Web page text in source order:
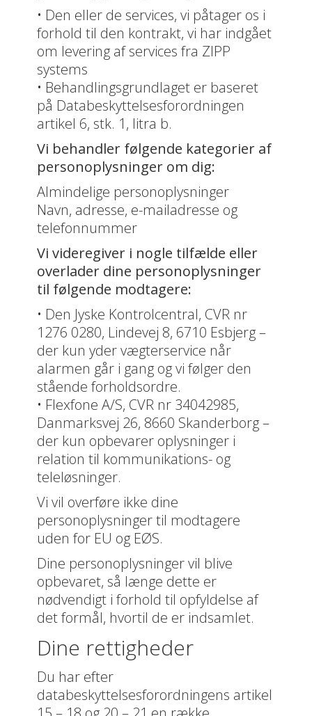
• Den eller de services, vi påtager os i
forhold til den kontrakt, vi har indgået
om levering af services fra ZIPP
systems
• Behandlingsgrundlaget er baseret
på Databeskyttelsesforordningen
artikel 6, stk. 1, litra b.
Vi behandler følgende kategorier af
personoplysninger om dig:
Almindelige personoplysninger
Navn, adresse, e-mailadresse og
telefonnummer
Vi videregiver i nogle tilfælde eller
overlader dine personoplysninger
til følgende modtagere:
• Den Jyske Kontrolcentral, CVR nr
1276 0280, Lindevej 8, 6710 Esbjerg –
der kun yder vægterservice når
alarmen går i gang og vi følger den
stående forholdsordre.
• Flexfone A/S, CVR nr 34042985,
Danmarksvej 26, 8660 Skanderborg –
der kun opbevarer oplysninger i
relation til kommunikations- og
teleløsninger.
Vi vil overføre ikke dine
personoplysninger til modtagere
uden for EU og EØS.
Dine personoplysninger vil blive
opbevaret, så længe dette er
nødvendigt i forhold til opfyldelse af
det formål, hvortil de er indsamlet.
Dine rettigheder
Du har efter
databeskyttelsesforordningens artikel